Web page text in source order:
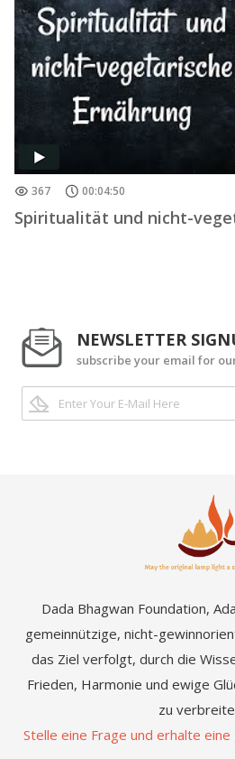
367 00:04:50
Spiritualität und nicht-
NEWSLETTER
subscribe your email for
Dada Bhagwan Foundation,
gemeinnützige, nicht-
das Ziel verfolgt, durch die
Frieden, Harmonie und ewige
zu
Stelle eine Frage und erhalte